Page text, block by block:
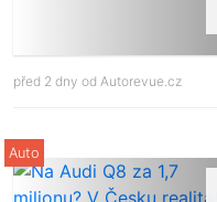
před 2 dny od Autorevue.cz
Auto